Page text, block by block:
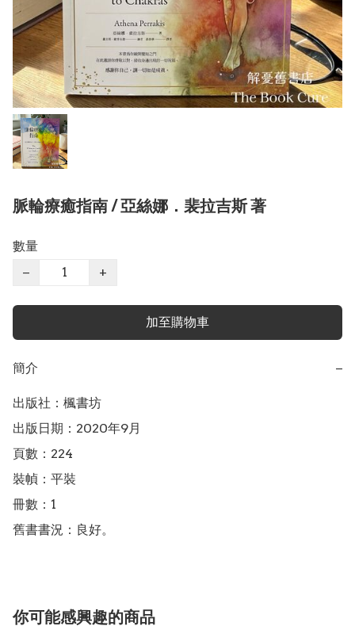
脈輪療癒指南 / 亞絲娜．裴拉吉斯 著
數量
−
+
加至購物車
簡介 −
出版社：楓書坊
出版日期：2020年9月
頁數：224
裝幀：平裝
冊數：1
舊書書況：良好。
你可能感興趣的商品